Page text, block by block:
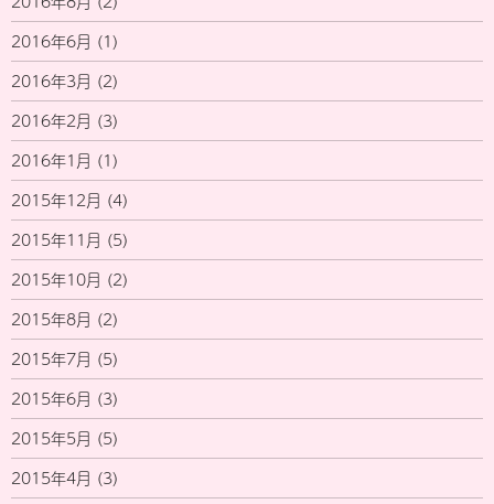
2016年6月 (1)
2016年3月 (2)
2016年2月 (3)
2016年1月 (1)
2015年12月 (4)
2015年11月 (5)
2015年10月 (2)
2015年8月 (2)
2015年7月 (5)
2015年6月 (3)
2015年5月 (5)
2015年4月 (3)